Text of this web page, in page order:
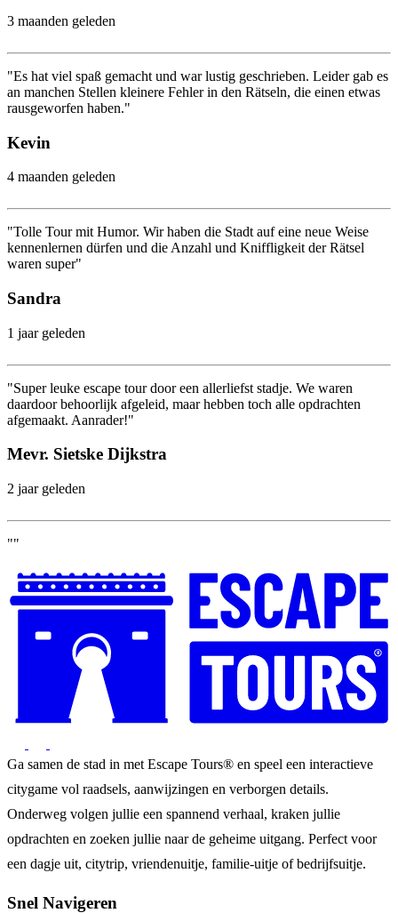
3 maanden geleden
"Es hat viel spaß gemacht und war lustig geschrieben. Leider gab es
an manchen Stellen kleinere Fehler in den Rätseln, die einen etwas
rausgeworfen haben."
Kevin
4 maanden geleden
"Tolle Tour mit Humor. Wir haben die Stadt auf eine neue Weise
kennenlernen dürfen und die Anzahl und Kniffligkeit der Rätsel
waren super"
Sandra
1 jaar geleden
"Super leuke escape tour door een allerliefst stadje. We waren
daardoor behoorlijk afgeleid, maar hebben toch alle opdrachten
afgemaakt. Aanrader!"
Mevr. Sietske Dijkstra
2 jaar geleden
""
Ga samen de stad in met Escape Tours® en speel een interactieve
citygame vol raadsels, aanwijzingen en verborgen details.
Onderweg volgen jullie een spannend verhaal, kraken jullie
opdrachten en zoeken jullie naar de geheime uitgang. Perfect voor
een dagje uit, citytrip, vriendenuitje, familie-uitje of bedrijfsuitje.
Snel Navigeren